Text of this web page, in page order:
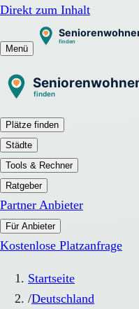
Direkt zum Inhalt
Menü
Plätze finden
Städte
Tools & Rechner
Ratgeber
Partner Anbieter
Für Anbieter
Kostenlose Platzanfrage
Startseite
/Deutschland